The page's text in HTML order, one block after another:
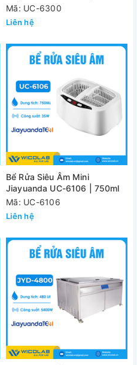
Mã: UC-6300
Liên hệ
Bể Rửa Siêu Âm Mini
Jiayuanda UC-6106 | 750ml
Mã: UC-6106
Liên hệ